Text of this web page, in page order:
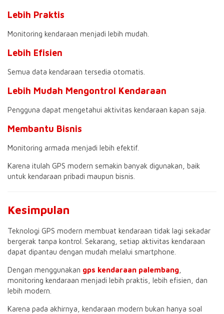
Lebih Praktis
Monitoring kendaraan menjadi lebih mudah.
Lebih Efisien
Semua data kendaraan tersedia otomatis.
Lebih Mudah Mengontrol Kendaraan
Pengguna dapat mengetahui aktivitas kendaraan kapan saja.
Membantu Bisnis
Monitoring armada menjadi lebih efektif.
Karena itulah GPS modern semakin banyak digunakan, baik
untuk kendaraan pribadi maupun bisnis.
Kesimpulan
Teknologi GPS modern membuat kendaraan tidak lagi sekadar
bergerak tanpa kontrol. Sekarang, setiap aktivitas kendaraan
dapat dipantau dengan mudah melalui smartphone.
Dengan menggunakan gps kendaraan palembang
monitoring kendaraan menjadi lebih praktis, lebih efisien, dan
lebih modern.
Karena pada akhirnya, kendaraan modern bukan hanya soal